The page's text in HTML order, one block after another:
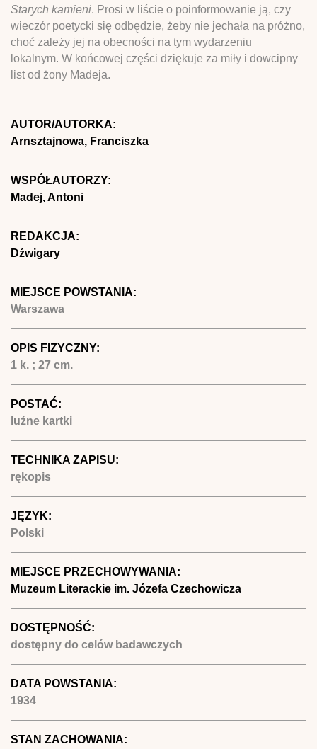
Starych kamieni. Prosi w liście o poinformowanie ją, czy
wieczór poetycki się odbędzie, żeby nie jechała na próżno,
choć zależy jej na obecności na tym wydarzeniu
lokalnym. W końcowej części dziękuje za miły i dowcipny
list od żony Madeja.
AUTOR/AUTORKA:
Arnsztajnowa, Franciszka
WSPÓŁAUTORZY:
Madej, Antoni
REDAKCJA:
Dźwigary
MIEJSCE POWSTANIA:
Warszawa
OPIS FIZYCZNY:
1 k. ; 27 cm.
POSTAĆ:
luźne kartki
TECHNIKA ZAPISU:
rękopis
JĘZYK:
Polski
MIEJSCE PRZECHOWYWANIA:
Muzeum Literackie im. Józefa Czechowicza
DOSTĘPNOŚĆ:
dostępny do celów badawczych
DATA POWSTANIA:
1934
STAN ZACHOWANIA: